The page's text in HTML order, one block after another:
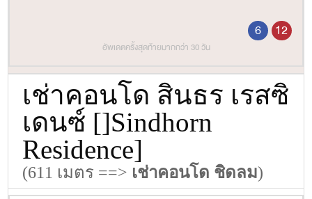
6 12
อัพเดตครั้งสุดท้ายมากกว่า 30 วัน
เช่าคอนโด สินธร เรสซิ
เดนซ์ []Sindhorn
Residence]
(611 เมตร ==> เช่าคอนโด ชิดลม)